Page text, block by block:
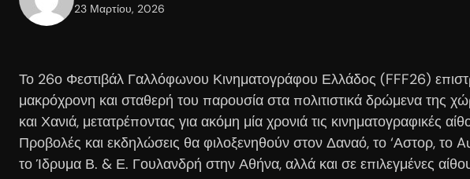
23 Μαρτίου, 2026
Το 26ο Φεστιβάλ Γαλλόφωνου Κινηματογράφου Ελλάδος (FFF26)
μακρόχρονη και σταθερή του παρουσία στα πολιτιστικά δρώμενα
και Χανιά, μετατρέποντας για ακόμη μία χρονιά τις
Προβολές και εκδηλώσεις θα φιλοξενηθούν στον Δαναό, το ‘Αστορ, το
το Ίδρυμα Β. & Ε. Γουλανδρή στην Αθήνα, αλλά και σε επιλεγμένες